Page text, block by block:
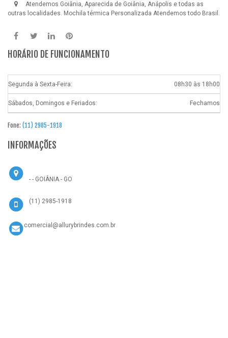
Atendemos Goiânia, Aparecida de Goiânia, Anápolis e todas as
outras localidades. Mochila térmica Personalizada Atendemos todo Brasil.
HORÁRIO DE FUNCIONAMENTO
Segunda à Sexta-Feira: 08h30 às 18h00
Sábados, Domingos e Feriados: Fechamos
Fone: (11) 2985-1918
INFORMAÇÕES
- - GOIÂNIA - GO
(11) 2985-1918
comercial@allurybrindes.com.br